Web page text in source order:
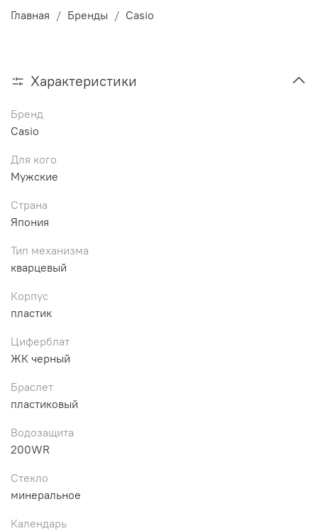
Главная Бренды Casio
Характеристики
Бренд
Casio
Для кого
Мужские
Страна
Япония
Тип механизма
кварцевый
Корпус
пластик
Циферблат
ЖК черный
Браслет
пластиковый
Водозащита
200WR
Стекло
минеральное
Календарь